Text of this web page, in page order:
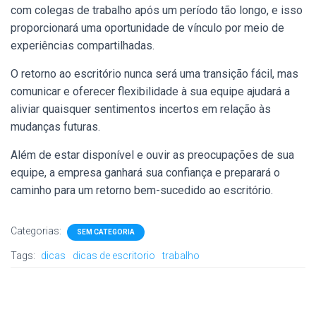
com colegas de trabalho após um período tão longo, e isso
proporcionará uma oportunidade de vínculo por meio de
experiências compartilhadas.
O retorno ao escritório nunca será uma transição fácil, mas
comunicar e oferecer flexibilidade à sua equipe ajudará a
aliviar quaisquer sentimentos incertos em relação às
mudanças futuras.
Além de estar disponível e ouvir as preocupações de sua
equipe, a empresa ganhará sua confiança e preparará o
caminho para um retorno bem-sucedido ao escritório.
Categorias: SEM CATEGORIA
Tags: dicas dicas de escritorio trabalho